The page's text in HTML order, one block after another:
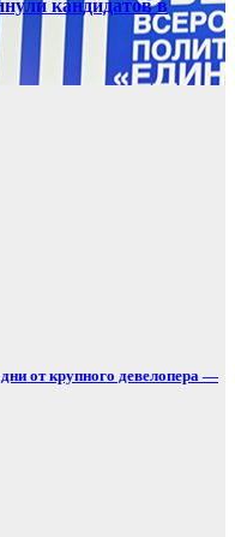
кандидатов в
от крупного девелопера —